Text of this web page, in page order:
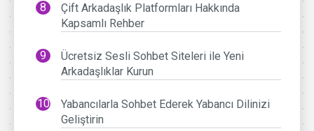
Çift Arkadaşlık Platformları Hakkında
Kapsamlı Rehber
Ücretsiz Sesli Sohbet Siteleri ile Yeni
Arkadaşlıklar Kurun
Yabancılarla Sohbet Ederek Yabancı Dilinizi
Geliştirin